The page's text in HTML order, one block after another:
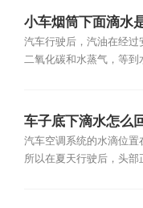
小车烟筒下面滴水
汽车行驶后，汽油在经过
二氧化碳和水蒸气，等到
车子底下滴水怎么
汽车空调系统的水滴位置
所以在夏天行驶后，头部